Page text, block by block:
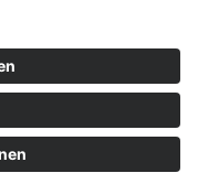
AGB
666Bewertungen
Bewertungen auf
von
Profil werfen